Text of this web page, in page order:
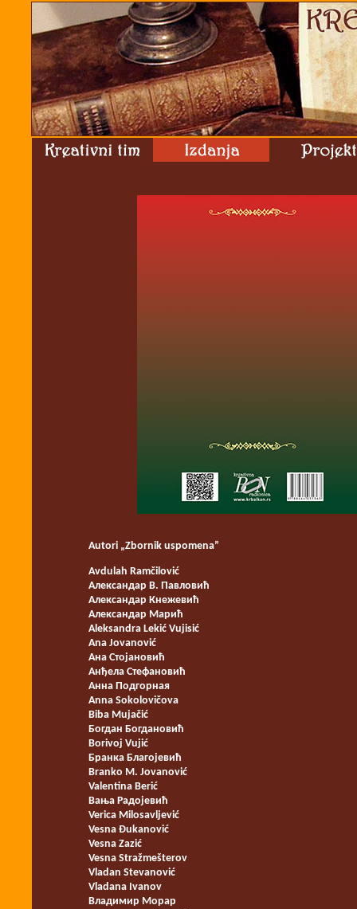
Autori „Zbornik uspomena”
Avdulah Ramčilović
Александар В. Павловић
Александар Кнежевић
Александар Марић
Aleksandra Lekić Vujisić
Ana Jovanović
Ана Стојановић
Анђела Стефановић
Анна Подгорная
Anna Sokolovičova
Biba Mujačić
Богдан Богдановић
Borivoj Vujić
Бранка Благојевић
Branko M. Jovanović
Valentina Berić
Вања Радојевић
Verica Milosavljević
Vesna Đukanović
Vesna Zazić
Vesna Stražmešterov
Vladan Stevanović
Vladana Ivanov
Владимир Морар